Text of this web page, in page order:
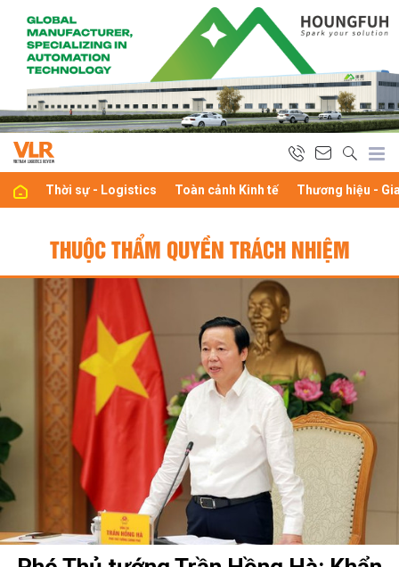
Thời sự - Logistics Toàn cảnh Kinh tế Thương hiệu -
THUỘC THẨM QUYỀN TRÁCH NHIỆM